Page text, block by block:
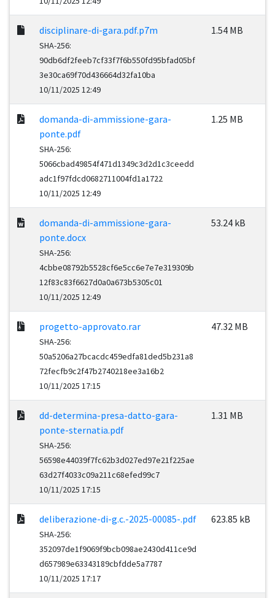
disciplinare-di-gara.pdf.p7m
SHA-256:
90db6df2feeb7cf33f7f6b550fd95bfad05bf
3e30ca69f70d436664d32fa10ba
10/11/2025 12:49
1.54 MB
domanda-di-ammissione-gara-
ponte.pdf
SHA-256:
5066cbad49854f471d1349c3d2d1c3ceedd
adc1f97fdcd0682711004fd1a1722
10/11/2025 12:49
1.25 MB
domanda-di-ammissione-gara-
ponte.docx
SHA-256:
4cbbe08792b5528cf6e5cc6e7e7e319309b
12f83c83f6627d0a0a673b5305c01
10/11/2025 12:49
53.24 kB
progetto-approvato.rar
SHA-256:
50a5206a27bcacdc459edfa81ded5b231a8
72fecfb9c2f47b2740218ee3a16b2
10/11/2025 17:15
47.32 MB
dd-determina-presa-datto-gara-
ponte-sternatia.pdf
SHA-256:
56598e44039f7fc62b3d027ed97e21f225ae
63d27f4033c09a211c68efed99c7
10/11/2025 17:15
1.31 MB
deliberazione-di-g.c.-2025-00085-.pdf
SHA-256:
352097de1f9069f9bcb098ae2430d411ce9d
d657989e63343189cbfdde5a7787
10/11/2025 17:17
623.85 kB